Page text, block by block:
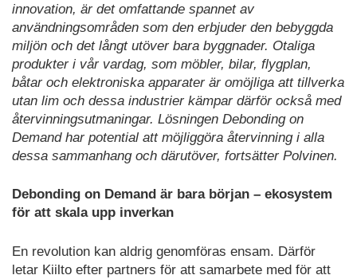
innovation, är det omfattande spannet av
användningsområden som den erbjuder den bebyggda
miljön och det långt utöver bara byggnader. Otaliga
produkter i vår vardag, som möbler, bilar, flygplan,
båtar och elektroniska apparater är omöjliga att tillverka
utan lim och dessa industrier kämpar därför också med
återvinningsutmaningar. Lösningen Debonding on
Demand har potential att möjliggöra återvinning i alla
dessa sammanhang och därutöver, fortsätter Polvinen.
Debonding on Demand är bara början – ekosystem
för att skala upp inverkan
En revolution kan aldrig genomföras ensam. Därför
letar Kiilto efter partners för att samarbete med för att